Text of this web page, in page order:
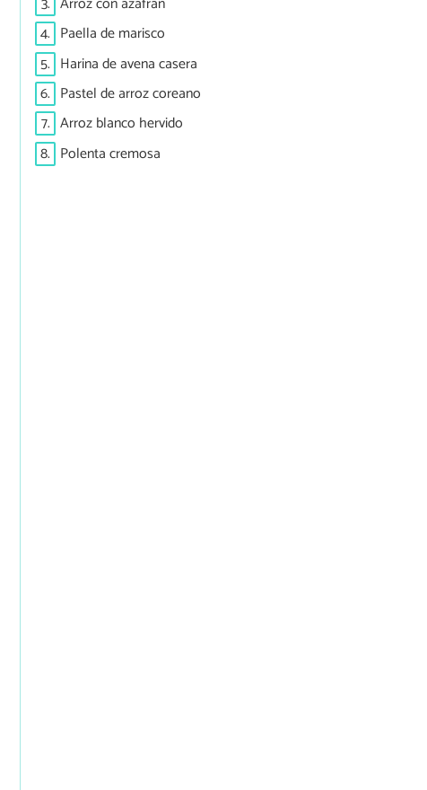
4. Paella de marisco
5. Harina de avena casera
6. Pastel de arroz coreano
7. Arroz blanco hervido
8. Polenta cremosa